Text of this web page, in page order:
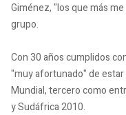
Giménez, "los que más
grupo.
Con 30 años cumplidos
"muy afortunado" de
Mundial, tercero como
y Sudáfrica 2010.